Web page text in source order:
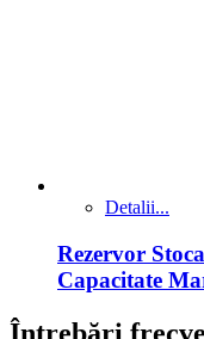
Detalii...
Rezervor
Capacitate
Întrebări